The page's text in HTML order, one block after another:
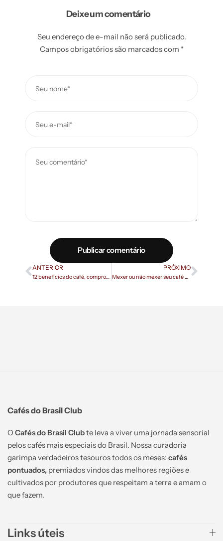
Deixe um comentário
Seu endereço de e-mail não será publicado.
Campos obrigatórios são marcados com *
Publicar comentário
ANTERIOR
12 benefícios do café, comprovados cientificamente
PRÓXIMO
Mexer ou não mexer seu café coado?
Cafés do Brasil Club
O Cafés do Brasil Clubte leva a viver uma jornada sensorial
pelos cafés mais especiais do Brasil. Nossa curadoria
garimpa verdadeiros tesouros todos os meses: cafés
pontuados, premiados vindos das melhores regiões e
cultivados por produtores que respeitam a terra e amam o
que fazem.
Links úteis